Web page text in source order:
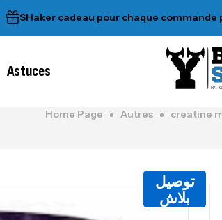
SHaker cadeau pour chaque commande plus
Astuces
N°1
Home Page Autres creatine
توصيل
بلاش